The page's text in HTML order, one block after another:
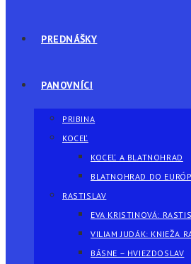
PREDNÁŠKY
PANOVNÍCI
PRIBINA
KOCEĽ
KOCEĽ A BLATNOHRAD
BLATNOHRAD DO
RASTISLAV
EVA KRISTINOVÁ:
VILIAM JUDÁK: KNIEŽA
BÁSNE – HVIEZDOSLAV